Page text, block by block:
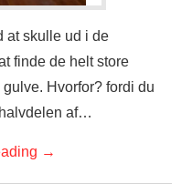
at skulle ud i de
finde de helt store
Hvorfor? fordi du
af…
→